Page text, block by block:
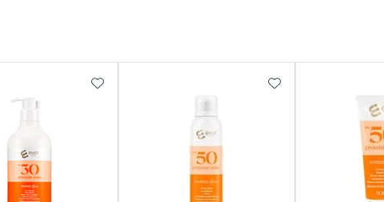
FAVORITOSADICIONAR AOS FAVORITOSADICIONAR AOS